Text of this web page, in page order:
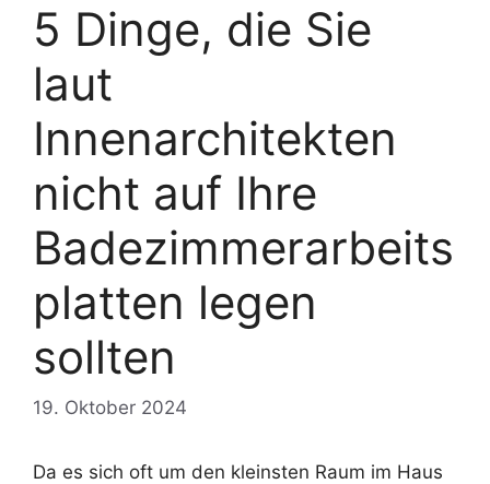
5 Dinge, die Sie
laut
Innenarchitekten
nicht auf Ihre
Badezimmerarbeits
platten legen
sollten
19. Oktober 2024
Da es sich oft um den kleinsten Raum im Haus